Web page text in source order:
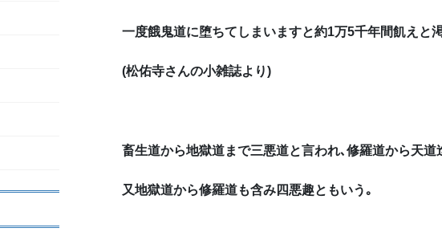
一度餓鬼道に堕ちてしまいますと約1万5千年間飢えと
(松佑寺さんの小雑誌より)
畜生道から地獄道まで三悪道と言われ､修羅道から天道
又地獄道から修羅道も含み四悪趣ともいう｡